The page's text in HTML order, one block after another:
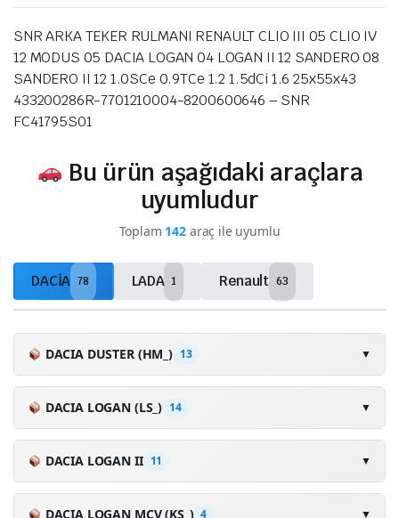
SNR ARKA TEKER RULMANI RENAULT CLIO III 05 CLIO IV
12 MODUS 05 DACIA LOGAN 04 LOGAN II 12 SANDERO 08
SANDERO II 12 1.0SCe 0.9TCe 1.2 1.5dCi 1.6 25x55x43
433200286R-7701210004-8200600646 – SNR
FC41795S01
Bu ürün aşağıdaki araçlara
uyumludur
Toplam 142araç ile uyumlu
DACİA 78 LADA 1 Renault 63
DACIA DUSTER (HM_) 13 ▼
2017-. 1.6 SCe 115 (HMM1) 115HP
DACIA LOGAN (LS_) 14 ▼
2004-. 1.6 (LSOB, LSOD, LSOF, LSOH) 87HP
DACIA LOGAN II 11 ▼
DACIA LOGAN MCV (KS_) 4 ▼